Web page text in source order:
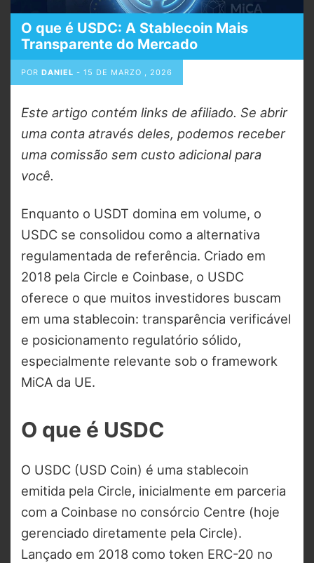
O que é USDC: A Stablecoin Mais
Transparente do Mercado
POR DANIEL - 15 DE MARZO , 2026
Este artigo contém links de afiliado. Se abrir
uma conta através deles, podemos receber
uma comissão sem custo adicional para
você.
Enquanto o USDT domina em volume, o
USDC se consolidou como a alternativa
regulamentada de referência. Criado em
2018 pela Circle e Coinbase, o USDC
oferece o que muitos investidores buscam
em uma stablecoin: transparência verificável
e posicionamento regulatório sólido,
especialmente relevante sob o framework
MiCA da UE.
O que é USDC
O USDC (USD Coin) é uma stablecoin
emitida pela Circle, inicialmente em parceria
com a Coinbase no consórcio Centre (hoje
gerenciado diretamente pela Circle).
Lançado em 2018 como token ERC-20 no